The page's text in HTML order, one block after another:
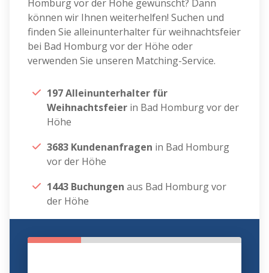
Homburg vor der Höhe gewünscht? Dann
können wir Ihnen weiterhelfen! Suchen und
finden Sie alleinunterhalter für weihnachtsfeier
bei Bad Homburg vor der Höhe oder
verwenden Sie unseren Matching-Service.
197 Alleinunterhalter für
Weihnachtsfeier in Bad Homburg vor der
Höhe
3683 Kundenanfragen in Bad Homburg
vor der Höhe
1443 Buchungen aus Bad Homburg vor
der Höhe